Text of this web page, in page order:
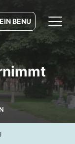
BENU